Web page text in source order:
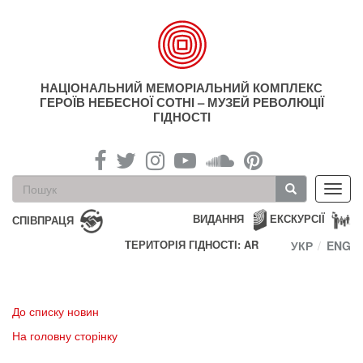
НАЦІОНАЛЬНИЙ МЕМОРІАЛЬНИЙ КОМПЛЕКС
ГЕРОЇВ НЕБЕСНОЇ СОТНІ – МУЗЕЙ РЕВОЛЮЦІЇ
ГІДНОСТІ
Пошукова
форма
Пошук
СПІВПРАЦЯ ЕКСКУРСІЇ
ВИДАННЯ
ТЕРИТОРІЯ ГІДНОСТІ: AR
УКР ENG
До списку новин
На головну сторінку